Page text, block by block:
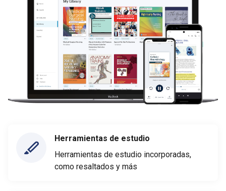
Herramientas de estudio
Herramientas de estudio incorporadas,
como resaltados y más